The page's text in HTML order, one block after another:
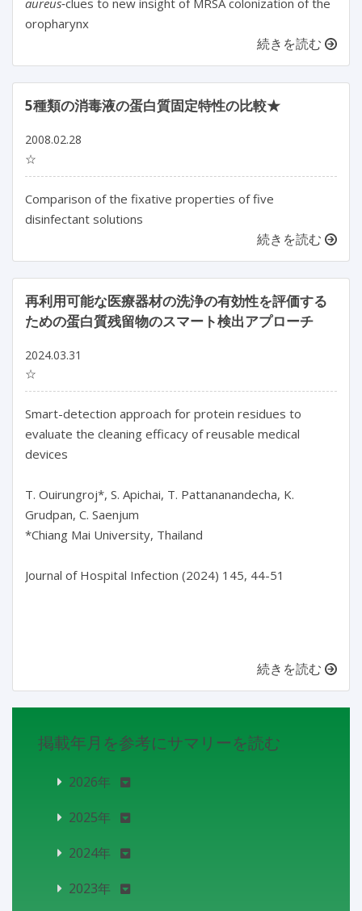
aureus‐clues to new insight of MRSA colonization of the
oropharynx
続きを読む
5種類の消毒液の蛋白質固定特性の比較★
2008.02.28
☆
Comparison of the fixative properties of five
disinfectant solutions
続きを読む
再利用可能な医療器材の洗浄の有効性を評価する
ための蛋白質残留物のスマート検出アプローチ
2024.03.31
☆
Smart-detection approach for protein residues to
evaluate the cleaning efficacy of reusable medical
devices
T. Ouirungroj*, S. Apichai, T. Pattananandecha, K.
Grudpan, C. Saenjum
*Chiang Mai University, Thailand
Journal of Hospital Infection (2024) 145, 44-51
続きを読む
掲載年月を参考にサマリーを読む
2026年
2025年
2024年
2023年